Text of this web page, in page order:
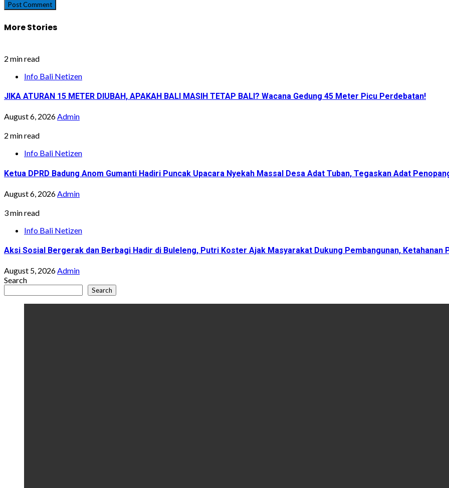
More Stories
2 min read
Info Bali Netizen
JIKA ATURAN 15 METER DIUBAH, APAKAH BALI MASIH TETAP BALI? Wacana Gedung 45 Meter Picu Perdebatan!
August 6, 2026Admin
2 min read
Info Bali Netizen
Ketua DPRD Badung Anom Gumanti Hadiri Puncak Upacara Nyekah Massal Desa Adat Tuban, Tegaskan Adat
August 6, 2026Admin
3 min read
Info Bali Netizen
Aksi Sosial Bergerak dan Berbagi Hadir di Buleleng, Putri Koster Ajak Masyarakat Dukung Pembangunan, Ketahanan
August 5, 2026Admin
Search
Search